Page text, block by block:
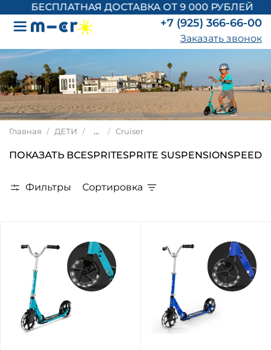
БЕСПЛАТНАЯ ДОСТАВКА ОТ 9 000 РУБЛЕЙ
+7 (925) 366-66-00
Заказать звонок
Главная ДЕТИ ... Cruiser
ПОКАЗАТЬ ВСЕSPRITESPRITE SUSPENSIONSPEED
Фильтры Сортировка